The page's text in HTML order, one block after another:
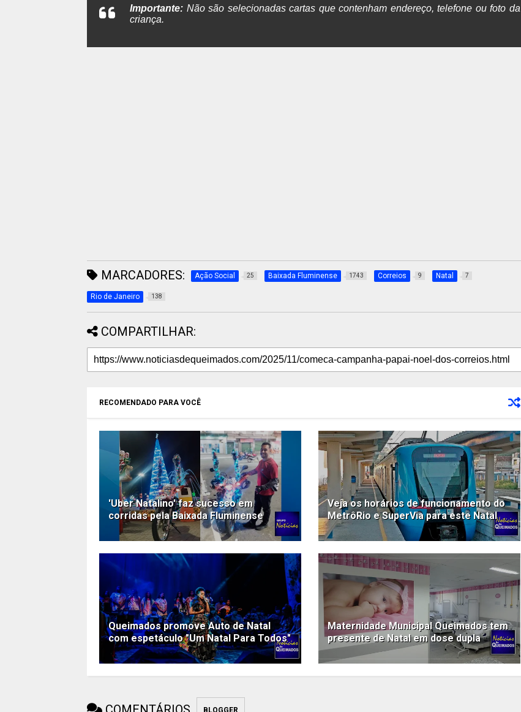
Importante: Não são selecionadas cartas que contenham endereço, telefone ou foto da
criança.
MARCADORES: Ação Social 25 Baixada Fluminense 1743 Correios 9 Natal 7
Rio de Janeiro 138
COMPARTILHAR:
RECOMENDADO PARA VOCÊ
'Uber Natalino' faz sucesso em
corridas pela Baixada Fluminense
Veja os horários de funcionamento do
MetrôRio e SuperVia para este Natal
Queimados promove Auto de Natal
com espetáculo "Um Natal Para Todos"
Maternidade Municipal Queimados tem
presente de Natal em dose dupla